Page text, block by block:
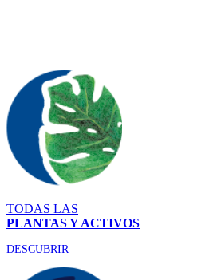
TODAS LAS
PLANTAS Y ACTIVOS
DESCUBRIR